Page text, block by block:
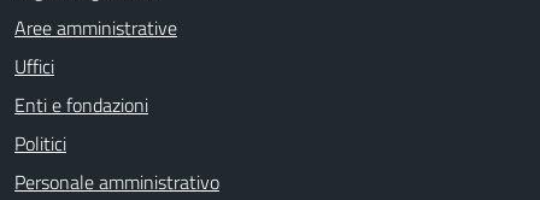
Aree amministrative
Uffici
Enti e fondazioni
Politici
Personale amministrativo